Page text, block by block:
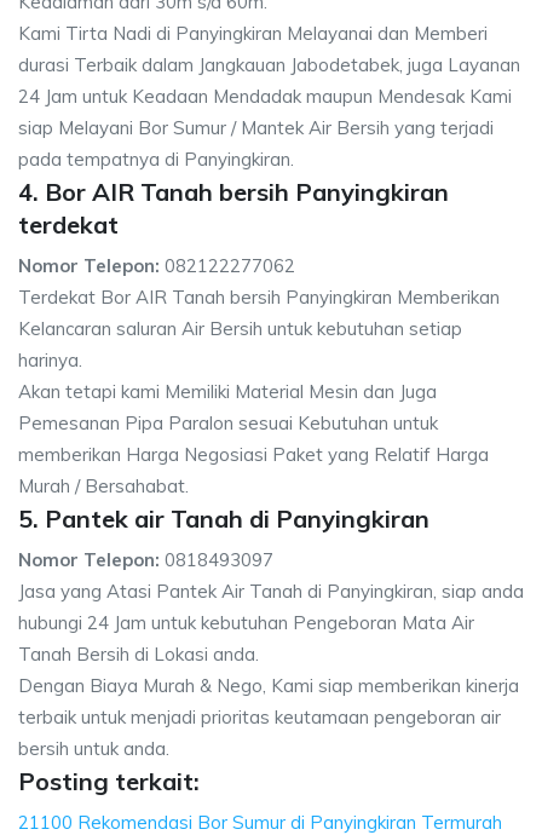
Kami Tirta Nadi di Panyingkiran Melayanai dan Memberi
durasi Terbaik dalam Jangkauan Jabodetabek, juga Layanan
24 Jam untuk Keadaan Mendadak maupun Mendesak Kami
siap Melayani Bor Sumur / Mantek Air Bersih yang terjadi
pada tempatnya di Panyingkiran.
4. Bor AIR Tanah bersih Panyingkiran
terdekat
Nomor Telepon: 082122277062
Terdekat Bor AIR Tanah bersih Panyingkiran Memberikan
Kelancaran saluran Air Bersih untuk kebutuhan setiap
harinya.
Akan tetapi kami Memiliki Material Mesin dan Juga
Pemesanan Pipa Paralon sesuai Kebutuhan untuk
memberikan Harga Negosiasi Paket yang Relatif Harga
Murah / Bersahabat.
5. Pantek air Tanah di Panyingkiran
Nomor Telepon: 0818493097
Jasa yang Atasi Pantek Air Tanah di Panyingkiran, siap anda
hubungi 24 Jam untuk kebutuhan Pengeboran Mata Air
Tanah Bersih di Lokasi anda.
Dengan Biaya Murah & Nego, Kami siap memberikan kinerja
terbaik untuk menjadi prioritas keutamaan pengeboran air
bersih untuk anda.
Posting terkait:
21100 Rekomendasi Bor Sumur di Panyingkiran Termurah